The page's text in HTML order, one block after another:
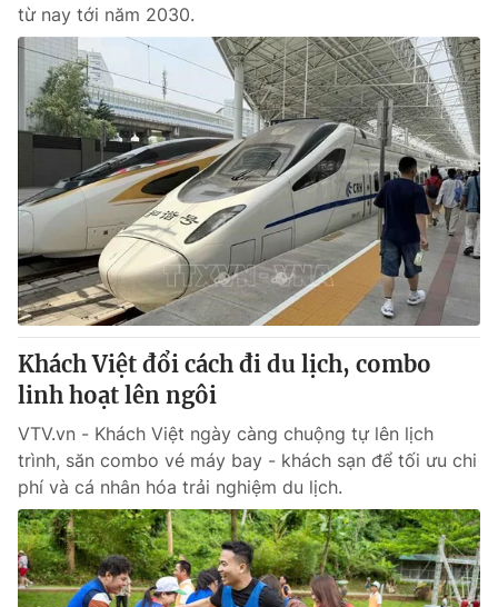
Email:toasoan@vtv.vn
Liên hệ quảng cáo:024-7300.7108
® Cấm sao chép dưới mọi hình thức nếu không có sự chấp
thuận bằng văn bản. Ghi rõ nguồn VTV.vn khi phát hành lại
thông tin từ website này.
từ nay tới năm 2030.
Khách Việt đổi cách đi du lịch, combo
linh hoạt lên ngôi
VTV.vn - Khách Việt ngày càng chuộng tự lên lịch
trình, săn combo vé máy bay - khách sạn để tối ưu chi
phí và cá nhân hóa trải nghiệm du lịch.